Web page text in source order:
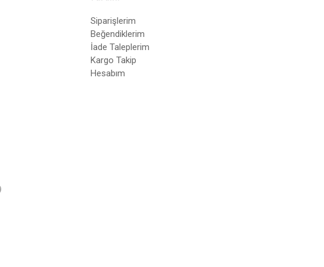
Siparişlerim
Beğendiklerim
İade Taleplerim
Kargo Takip
Hesabım